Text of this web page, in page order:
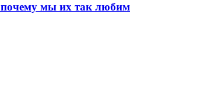
мы их так любим